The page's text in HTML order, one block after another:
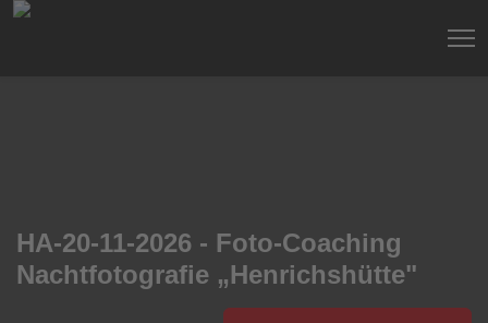
HA-20-11-2026 - Foto-Coaching
Nachtfotografie „Henrichshütte"